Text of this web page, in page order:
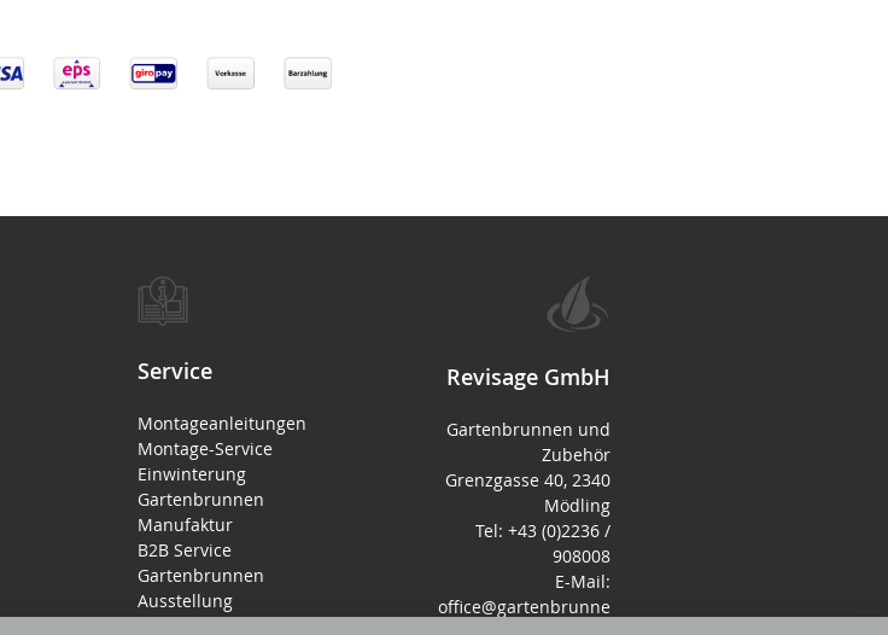
Service
Montageanleitungen
Montage-Service
Einwinterung
Gartenbrunnen
Manufaktur
B2B Service
Gartenbrunnen
Ausstellung
Revisage GmbH
Gartenbrunnen und
Zubehör
Grenzgasse 40, 2340
Mödling
Tel: +43 (0)2236 /
908008
E-Mail:
office@gartenbrunne